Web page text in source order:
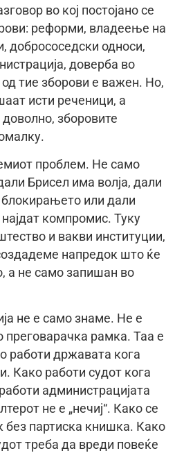
во кој постојано се
реформи, владеење на
добрососедски односи,
доверба во
од тие зборови е важен. Но,
исти реченици, а
зборовите
проблем. Не само
Брисел има волја, дали
блокирањето или дали
компромис. Туку
и вакви институции,
напредок што ќе
а не само запишан во
не е само знаме. Не е
рамка. Таа е
работи државата кога
Како работи судот кога
администрацијата
не е „нечиј“. Како се
без партиска книшка. Како
треба да вреди повеќе